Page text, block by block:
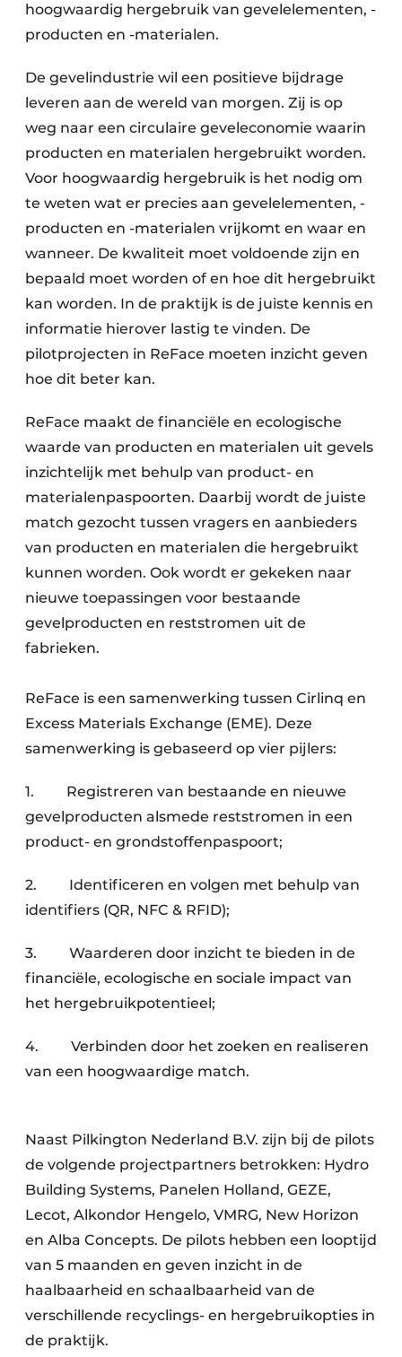
hoogwaardig hergebruik van gevelelementen, -
producten en -materialen.
De gevelindustrie wil een positieve bijdrage
leveren aan de wereld van morgen. Zij is op
weg naar een circulaire geveleconomie waarin
producten en materialen hergebruikt worden.
Voor hoogwaardig hergebruik is het nodig om
te weten wat er precies aan gevelelementen, -
producten en -materialen vrijkomt en waar en
wanneer. De kwaliteit moet voldoende zijn en
bepaald moet worden of en hoe dit hergebruikt
kan worden. In de praktijk is de juiste kennis en
informatie hierover lastig te vinden. De
pilotprojecten in ReFace moeten inzicht geven
hoe dit beter kan.
ReFace maakt de financiële en ecologische
waarde van producten en materialen uit gevels
inzichtelijk met behulp van product- en
materialenpaspoorten. Daarbij wordt de juiste
match gezocht tussen vragers en aanbieders
van producten en materialen die hergebruikt
kunnen worden. Ook wordt er gekeken naar
nieuwe toepassingen voor bestaande
gevelproducten en reststromen uit de
fabrieken.
ReFace is een samenwerking tussen Cirlinq en
Excess Materials Exchange (EME). Deze
samenwerking is gebaseerd op vier pijlers:
1. Registreren van bestaande en nieuwe
gevelproducten alsmede reststromen in een
product- en grondstoffenpaspoort;
2. Identificeren en volgen met behulp van
identifiers (QR, NFC & RFID);
3. Waarderen door inzicht te bieden in de
financiële, ecologische en sociale impact van
het hergebruikpotentieel;
4. Verbinden door het zoeken en realiseren
van een hoogwaardige match.
Naast Pilkington Nederland B.V. zijn bij de pilots
de volgende projectpartners betrokken: Hydro
Building Systems, Panelen Holland, GEZE,
Lecot, Alkondor Hengelo, VMRG, New Horizon
en Alba Concepts. De pilots hebben een looptijd
van 5 maanden en geven inzicht in de
haalbaarheid en schaalbaarheid van de
verschillende recyclings- en hergebruikopties in
de praktijk.